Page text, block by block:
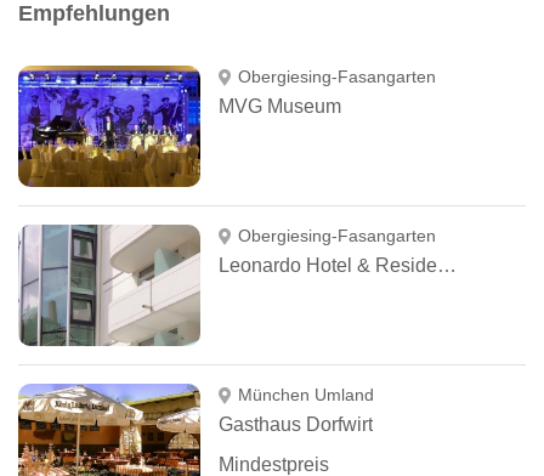
Empfehlungen
Obergiesing-Fasangarten
MVG Museum
Obergiesing-Fasangarten
Leonardo Hotel & Residenz München
München Umland
Gasthaus Dorfwirt
Mindestpreis